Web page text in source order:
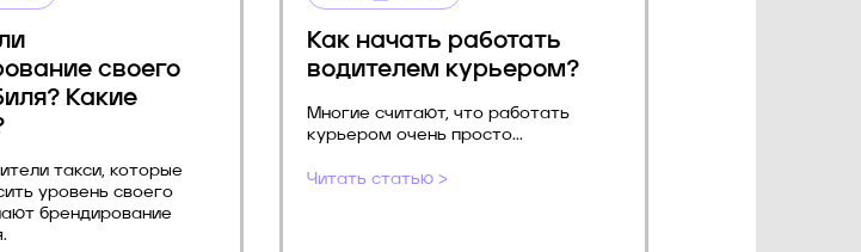
своего
Какие
такси, которые
уровень своего
брендирование
Как начать работать
водителем курьером?
Многие считают, что работать
курьером очень просто...
Читать статью >